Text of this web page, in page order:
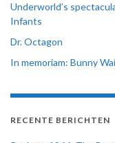
Underworld’s
Infants
Dr. Octagon
In memoriam: Bunny
RECENTE BERICHTEN